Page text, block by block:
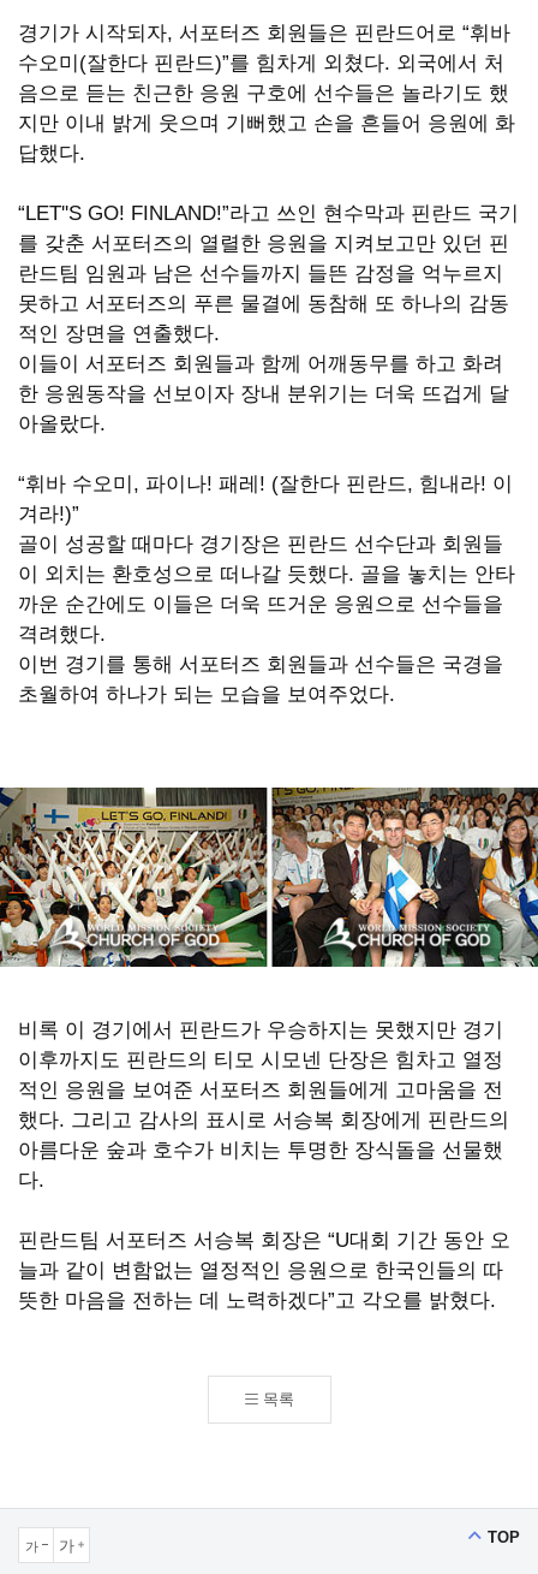
퉪
��
옙
占
쏙
옙
占
썸
뤃
占
쏙
옙
占
쏙
占
�
WORLD
MISSION
SOCIETY
OF
GOD
경기가 시작되자, 서포터즈 회원들은 핀란드어로 “휘바
수오미(잘한다 핀란드)”를 힘차게 외쳤다. 외국에서 처
음으로 듣는 친근한 응원 구호에 선수들은 놀라기도 했
지만 이내 밝게 웃으며 기뻐했고 손을 흔들어 응원에 화
답했다.
“LET''S GO! FINLAND!”라고 쓰인 현수막과 핀란드 국기
를 갖춘 서포터즈의 열렬한 응원을 지켜보고만 있던 핀
란드팀 임원과 남은 선수들까지 들뜬 감정을 억누르지
못하고 서포터즈의 푸른 물결에 동참해 또 하나의 감동
적인 장면을 연출했다.
이들이 서포터즈 회원들과 함께 어깨동무를 하고 화려
한 응원동작을 선보이자 장내 분위기는 더욱 뜨겁게 달
아올랐다.
“휘바 수오미, 파이나! 패레! (잘한다 핀란드, 힘내라! 이
겨라!)”
골이 성공할 때마다 경기장은 핀란드 선수단과 회원들
이 외치는 환호성으로 떠나갈 듯했다. 골을 놓치는 안타
까운 순간에도 이들은 더욱 뜨거운 응원으로 선수들을
격려했다.
이번 경기를 통해 서포터즈 회원들과 선수들은 국경을
초월하여 하나가 되는 모습을 보여주었다.
비록 이 경기에서 핀란드가 우승하지는 못했지만 경기
이후까지도 핀란드의 티모 시모넨 단장은 힘차고 열정
적인 응원을 보여준 서포터즈 회원들에게 고마움을 전
했다. 그리고 감사의 표시로 서승복 회장에게 핀란드의
아름다운 숲과 호수가 비치는 투명한 장식돌을 선물했
다.
핀란드팀 서포터즈 서승복 회장은 “U대회 기간 동안 오
늘과 같이 변함없는 열정적인 응원으로 한국인들의 따
뜻한 마음을 전하는 데 노력하겠다”고 각오를 밝혔다.
목록
가
작게보기
가
크게보기
TOP